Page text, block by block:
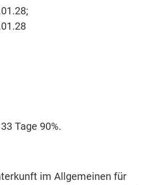
Tage 90%.
im Allgemeinen für